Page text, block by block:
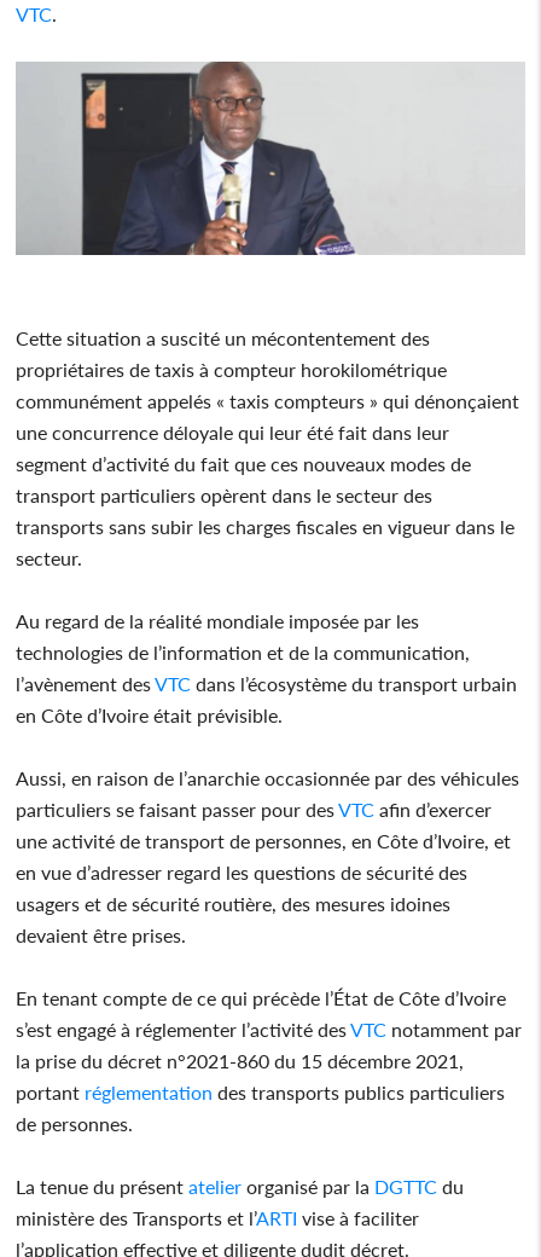
VTC
Cette situation a suscité un mécontentement des
propriétaires de taxis à compteur horokilométrique
communément appelés « taxis compteurs » qui dénonçaient
une concurrence déloyale qui leur été fait dans leur
segment d’activité du fait que ces nouveaux modes de
transport particuliers opèrent dans le secteur des
transports sans subir les charges fiscales en vigueur dans le
secteur.
Au regard de la réalité mondiale imposée par les
technologies de l’information et de la communication,
l’avènement desVTC dans l’écosystème du transport urbain
en Côte d’Ivoire était prévisible.
Aussi, en raison de l’anarchie occasionnée par des véhicules
particuliers se faisant passer pour desVTC afin d’exercer
une activité de transport de personnes, en Côte d’Ivoire, et
en vue d’adresser regard les questions de sécurité des
usagers et de sécurité routière, des mesures idoines
devaient être prises.
En tenant compte de ce qui précède l’État de Côte d’Ivoire
s’est engagé à réglementer l’activité desVTC notamment par
la prise du décret n°2021-860 du 15 décembre 2021,
portant réglementation des transports publics particuliers
de personnes.
La tenue du présentatelier organisé par la DGTTC du
ministère des Transports et l’ARTI vise à faciliter
l’application effective et diligente dudit décret.